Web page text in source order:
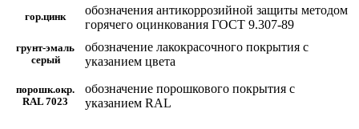
гор.цинк
обозначения антикоррозийной защиты методом
горячего оцинкования ГОСТ 9.307-89
грунт-эмаль
серый
обозначение лакокрасочного покрытия с
указанием цвета
порошк.окр.
RAL 7023
обозначение порошкового покрытия с
указанием RAL